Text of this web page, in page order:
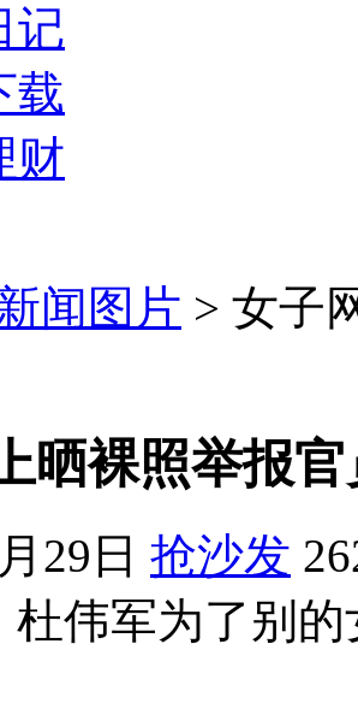
记
载
财
闻图片 > 女子
晒裸照举报
29日 抢沙发
杜伟军为了别